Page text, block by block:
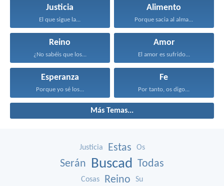
Justicia
El que sigue la...
Alimento
Porque sacia al alma...
Reino
¿No sabéis que los...
Amor
El amor es sufrido...
Esperanza
Porque yo sé los...
Fe
Por tanto, os digo...
Más Temas...
Justicia Estas Os
Serán Buscad Todas
Cosas Reino Su